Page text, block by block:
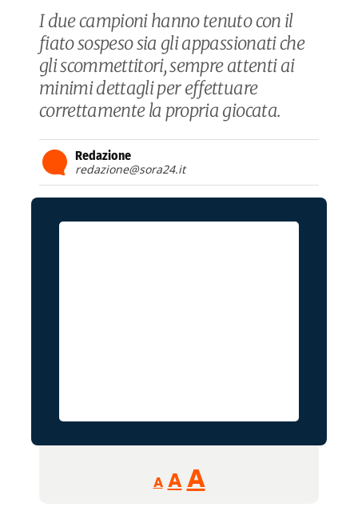
I due campioni hanno tenuto con il
fiato sospeso sia gli appassionati che
gli scommettitori, sempre attenti ai
minimi dettagli per effettuare
correttamente la propria giocata.
Redazione
redazione@sora24.it
A
Reducir
tamaño
A Restablecer
tamaño
AAumentar